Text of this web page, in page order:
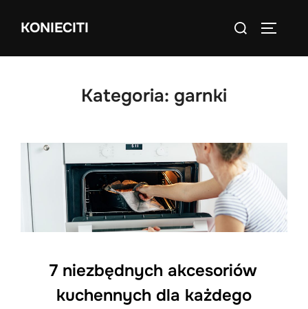
KONIECITI
Search
Kategoria: garnki
7 niezbędnych akcesoriów
kuchennych dla każdego